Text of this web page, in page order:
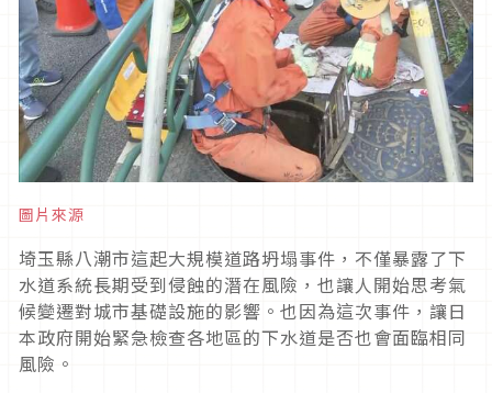
圖片來源
埼玉縣八潮市這起大規模道路坍塌事件，不僅暴露了下
水道系統長期受到侵蝕的潛在風險，也讓人開始思考氣
候變遷對城市基礎設施的影響。也因為這次事件，讓日
本政府開始緊急檢查各地區的下水道是否也會面臨相同
風險。